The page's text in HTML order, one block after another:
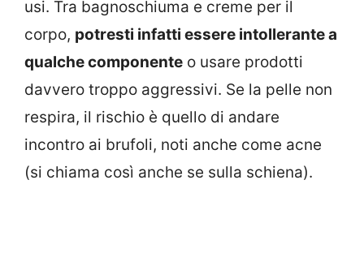
usi. Tra bagnoschiuma e creme per il
corpo, potresti infatti essere intollerante a
qualche componente o usare prodotti
davvero troppo aggressivi. Se la pelle non
respira, il rischio è quello di andare
incontro ai brufoli, noti anche come acne
(si chiama così anche se sulla schiena).